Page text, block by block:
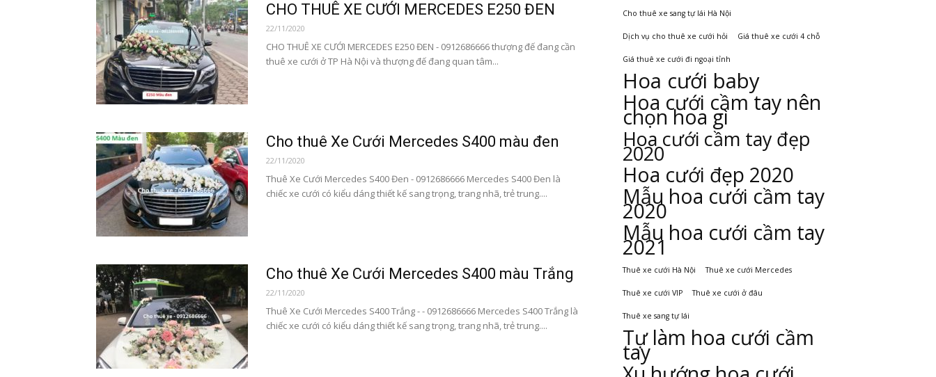
CHO THUÊ XE CƯỚI MERCEDES E250 ĐEN
22/11/2020
CHO THUÊ XE CƯỚI MERCEDES E250 ĐEN - 0912686666 thượng đế đang cần
thuê xe cưới ở TP Hà Nội và thượng đế đang quan tâm...
Cho thuê Xe Cưới Mercedes S400 màu đen
22/11/2020
Thuê Xe Cưới Mercedes S400 Đen - 0912686666 Mercedes S400 Đen là
chiếc xe cưới có kiểu dáng thiết kế sang trọng, trang nhã, trẻ trung....
Cho thuê Xe Cưới Mercedes S400 màu Trắng
22/11/2020
Thuê Xe Cưới Mercedes S400 Trắng - - 0912686666 Mercedes S400 Trắng là
chiếc xe cưới có kiểu dáng thiết kế sang trọng, trang nhã, trẻ trung....
Cho thuê xe sang tự lái Hà Nội
Dịch vụ cho thuê xe cưới hỏi Giá thuê xe cưới 4 chỗ
Giá thuê xe cưới đi ngoại tỉnh
Hoa cưới baby
Hoa cưới cầm tay nên
chọn hoa gì
Hoa cưới cầm tay đẹp
2020
Hoa cưới đẹp 2020
Mẫu hoa cưới cầm tay
2020
Mẫu hoa cưới cầm tay
2021
Thuê xe cưới Hà Nội Thuê xe cưới Mercedes
Thuê xe cưới VIP Thuê xe cưới ở đâu
Thuê xe sang tự lái
Tự làm hoa cưới cầm
tay